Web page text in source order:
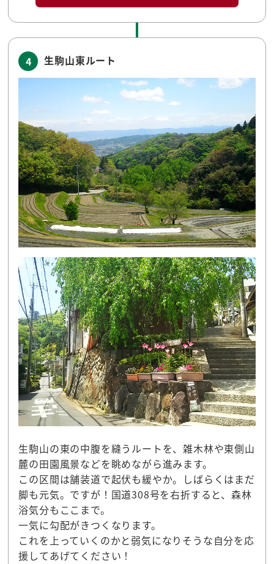
4 生駒山東ルート
生駒山の東の中腹を縫うルートを、雑木林や東側山
麓の田園風景などを眺めながら進みます。
この区間は舗装道で起伏も緩やか。しばらくはまだ
脚も元気。ですが！国道308号を右折すると、森林
浴気分もここまで。
一気に勾配がきつくなります。
これを上っていくのかと弱気になりそうな自分を応
援してあげてください！